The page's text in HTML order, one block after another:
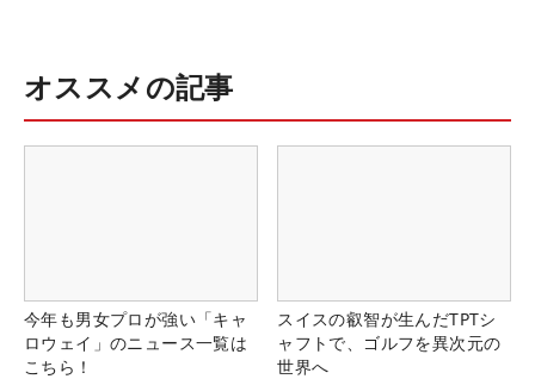
オススメの記事
今年も男女プロが強い「キャ
ロウェイ」のニュース一覧は
こちら！
スイスの叡智が生んだTPTシ
ャフトで、ゴルフを異次元の
世界へ